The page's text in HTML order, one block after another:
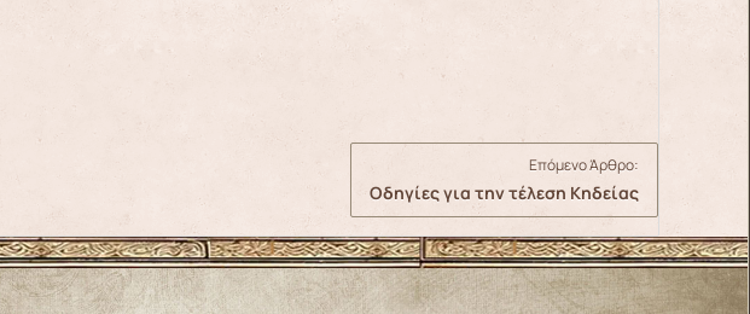
Επόμενο Άρθρο:
Οδηγίες για την τέλεση Κηδείας